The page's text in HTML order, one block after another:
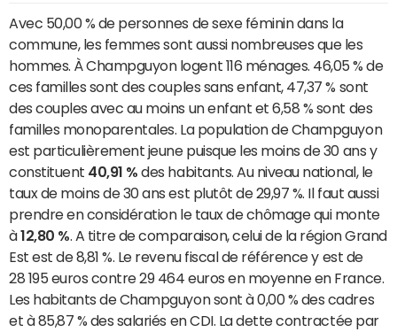
Avec 50,00 % de personnes de sexe féminin dans la
commune, les femmes sont aussi nombreuses que les
hommes. À Champguyon logent 116 ménages. 46,05 % de
ces familles sont des couples sans enfant, 47,37 % sont
des couples avec au moins un enfant et 6,58 % sont des
familles monoparentales. La population de Champguyon
est particulièrement jeune puisque les moins de 30 ans y
constituent 40,91 % des habitants. Au niveau national, le
taux de moins de 30 ans est plutôt de 29,97 %. Il faut aussi
prendre en considération le taux de chômage qui monte
à12,80 % . A titre de comparaison, celui de la région Grand
Est est de 8,81 %. Le revenu fiscal de référence y est de
28 195 euros contre 29 464 euros en moyenne en France.
Les habitants de Champguyon sont à 0,00 % des cadres
et à 85,87 % des salariés en CDI. La dette contractée par